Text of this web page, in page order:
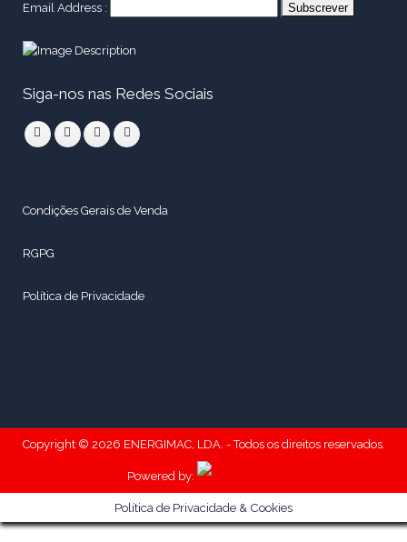
Email Address :
Siga-nos nas Redes Sociais
Condições Gerais de Venda
RGPG
Política de Privacidade
Copyright © 2026 ENERGIMAC, LDA. - Todos os direitos reservados.
Powered by:
Política de Privacidade & Cookies